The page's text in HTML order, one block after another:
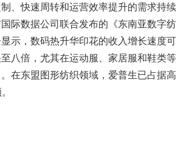
、快速周转和运营效率提升的需求持续
际数据公司联合发布的《东南亚数字纺
示，数码热升华印花的收入增长速度可
八倍，尤其在运动服、家居服和鞋类等
在东盟图形纺织领域，爱普生已占据高